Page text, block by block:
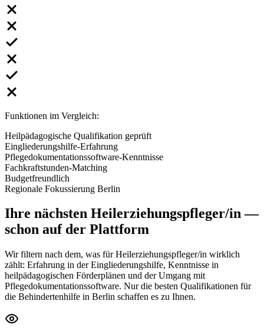
Funktionen im Vergleich:
Heilpädagogische Qualifikation geprüft
Eingliederungshilfe-Erfahrung
Pflegedokumentationssoftware-Kenntnisse
Fachkraftstunden-Matching
Budgetfreundlich
Regionale Fokussierung Berlin
Ihre nächsten Heilerziehungspfleger/in—
schon auf der Plattform
Wir filtern nach dem, was für Heilerziehungspfleger/in wirklich
zählt: Erfahrung in der Eingliederungshilfe, Kenntnisse in
heilpädagogischen Förderplänen und der Umgang mit
Pflegedokumentationssoftware. Nur die besten Qualifikationen für
die Behindertenhilfe in Berlin schaffen es zu Ihnen.